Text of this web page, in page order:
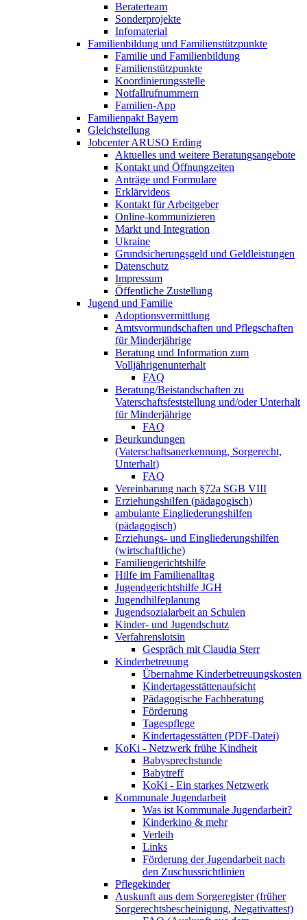
Beraterteam
Sonderprojekte
Infomaterial
Familienbildung und Familienstützpunkte
Familie und Familienbildung
Familienstützpunkte
Koordinierungsstelle
Notfallrufnummern
Familien-App
Familienpakt Bayern
Gleichstellung
Jobcenter ARUSO Erding
Aktuelles und weitere Beratungsangebote
Kontakt und Öffnungzeiten
Anträge und Formulare
Erklärvideos
Kontakt für Arbeitgeber
Online-kommunizieren
Markt und Integration
Ukraine
Grundsicherungsgeld und Geldleistungen
Datenschutz
Impressum
Öffentliche Zustellung
Jugend und Familie
Adoptionsvermittlung
Amtsvormundschaften und Pflegschaften
für Minderjährige
Beratung und Information zum
Volljährigenunterhalt
FAQ
Beratung/Beistandschaften zu
Vaterschaftsfeststellung und/oder Unterhalt
für Minderjährige
FAQ
Beurkundungen
(Vaterschaftsanerkennung, Sorgerecht,
Unterhalt)
FAQ
Vereinbarung nach §72a SGB VIII
Erziehungshilfen (pädagogisch)
ambulante Eingliederungshilfen
(pädagogisch)
Erziehungs- und Eingliederungshilfen
(wirtschaftliche)
Familiengerichtshilfe
Hilfe im Familienalltag
Jugendgerichtshilfe JGH
Jugendhilfeplanung
Jugendsozialarbeit an Schulen
Kinder- und Jugendschutz
Verfahrenslotsin
Gespräch mit Claudia Sterr
Kinderbetreuung
Übernahme Kinderbetreuungskosten
Kindertagesstättenaufsicht
Pädagogische Fachberatung
Förderung
Tagespflege
Kindertagesstätten (PDF-Datei)
KoKi - Netzwerk frühe Kindheit
Babysprechstunde
Babytreff
KoKi - Ein starkes Netzwerk
Kommunale Jugendarbeit
Was ist Kommunale Jugendarbeit?
Kinderkino & mehr
Verleih
Links
Förderung der Jugendarbeit nach
den Zuschussrichtlinien
Pflegekinder
Auskunft aus dem Sorgeregister (früher
Sorgerechtsbescheinigung, Negativattest)